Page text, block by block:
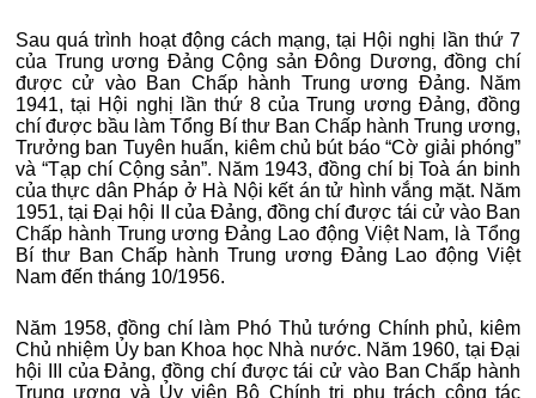
Sau quá trình hoạt động cách mạng, tại Hội nghị lần thứ 7
của Trung ương Đảng Cộng sản Đông Dương, đồng chí
được cử vào Ban Chấp hành Trung ương Đảng. Năm
1941, tại Hội nghị lần thứ 8 của Trung ương Đảng, đồng
chí được bầu làm Tổng Bí thư Ban Chấp hành Trung ương,
Trưởng ban Tuyên huấn, kiêm chủ bút báo “Cờ giải phóng”
và “Tạp chí Cộng sản”. Năm 1943, đồng chí bị Toà án binh
của thực dân Pháp ở Hà Nội kết án tử hình vắng mặt. Năm
1951, tại Đại hội II của Đảng, đồng chí được tái cử vào Ban
Chấp hành Trung ương Đảng Lao động Việt Nam, là Tổng
Bí thư Ban Chấp hành Trung ương Đảng Lao động Việt
Nam đến tháng 10/1956.
Năm 1958, đồng chí làm Phó Thủ tướng Chính phủ, kiêm
Chủ nhiệm Ủy ban Khoa học Nhà nước. Năm 1960, tại Đại
hội III của Đảng, đồng chí được tái cử vào Ban Chấp hành
Trung ương và Ủy viên Bộ Chính trị phụ trách công tác